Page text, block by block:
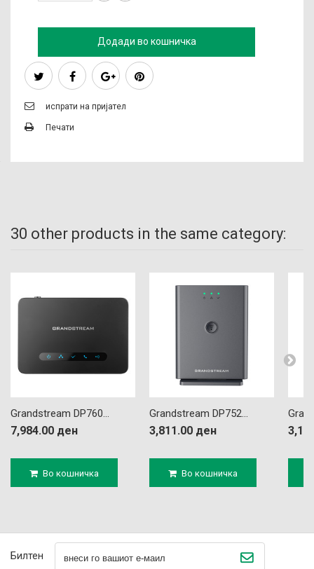
Додади во кошничка
испрати на пријател
Печати
30 other products in the same category:
Grandstream DP760...
7,984.00 ден
Во кошничка
Grandstream DP752...
3,811.00 ден
Во кошничка
Билтен